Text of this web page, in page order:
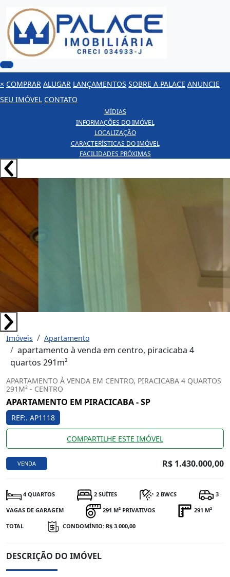
× COMPRAR ALUGAR LANÇAMENTOS SOBRE A PALACE ANUNCIE
SEU IMÓVEL CONTATO
MÍDIAS
INFORMAÇÕES DO IMÓVEL
LOCALIZAÇÃO
CARACTERÍSTICAS DO IMÓVEL
FACILIDADES PRÓXIMAS
Imóveis Apartamento
apartamento à venda em centro, piracicaba 4
quartos 291m²
APARTAMENTO À VENDA EM CENTRO, PIRACICABA 4 QUARTOS
291M² - CENTRO
APARTAMENTO EM PIRACICABA - SP
REF:. AP1118
COMPARTILHE ESTE IMÓVEL
VENDA R$ 1.430.000,00
4 QUARTOS 2 SUÍTES 2 BWCS 3
VAGAS DE GARAGEM 291 M² PRIVATIVOS 291 M²
TOTAL CONDOMÍNIO: R$ 3.000,00
DESCRIÇÃO DO IMÓVEL